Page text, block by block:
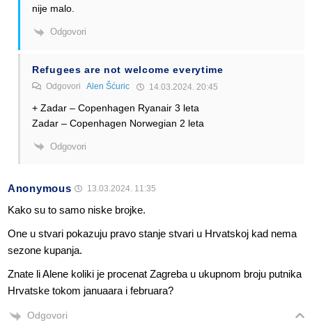
nije malo.
Odgovori
Refugees are not welcome everytime
Odgovori Alen Šćuric 14.03.2024. 20:45
+ Zadar – Copenhagen Ryanair 3 leta
Zadar – Copenhagen Norwegian 2 leta
Odgovori
Anonymous 13.03.2024. 11:35
Kako su to samo niske brojke.
One u stvari pokazuju pravo stanje stvari u Hrvatskoj kad nema
sezone kupanja.
Znate li Alene koliki je procenat Zagreba u ukupnom broju putnika
Hrvatske tokom januaara i februara?
Odgovori